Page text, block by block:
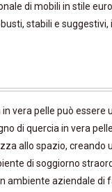
di mobili in stile
stabili e
vera pelle può
di quercia in vera
allo spazio,
di soggiorno
ambiente aziendale